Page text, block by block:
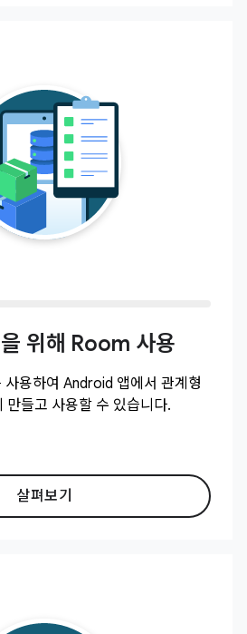
위해 Room 사용
용하여 Android 앱에서 관계형
만들고 사용할 수 있습니다.
살펴보기